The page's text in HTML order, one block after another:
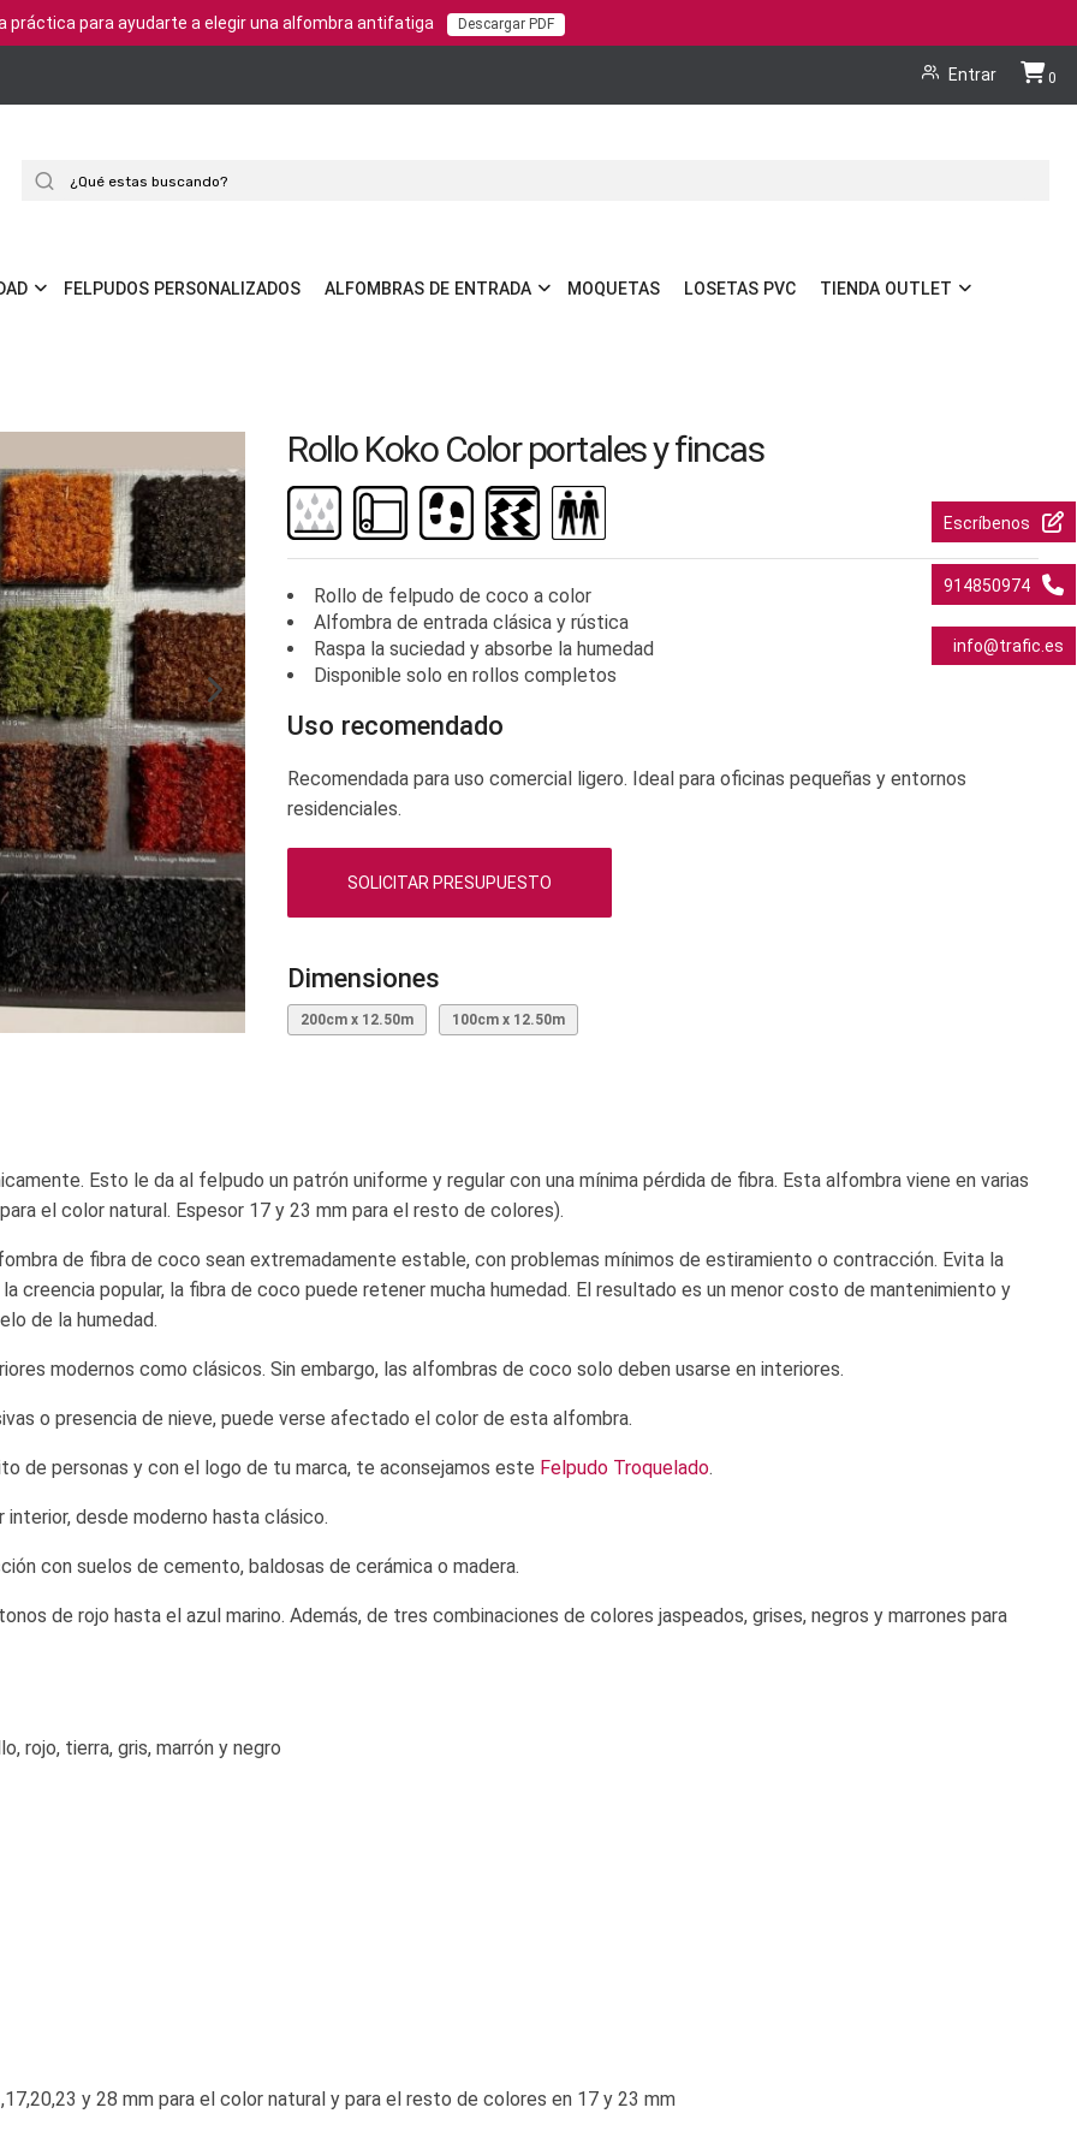
práctica para ayudarte a elegir una alfombra antifatiga Descargar PDF
Entrar Cart
0
FELPUDOS PERSONALIZADOS ALFOMBRAS DE ENTRADA MOQUETAS LOSETAS PVC TIENDA OUTLET
Escríbenos
914850974
info@trafic.es
Rollo Koko Color portales y fincas
Rollo de felpudo de coco a color
Alfombra de entrada clásica y rústica
Raspa la suciedad y absorbe la humedad
Disponible solo en rollos completos
Uso recomendado
Recomendada para uso comercial ligero. Ideal para oficinas pequeñas y entornos
residenciales.
SOLICITAR PRESUPUESTO
Dimensiones
200cm x 12.50m 100cm x 12.50m
Esto le da al felpudo un patrón uniforme y regular con una mínima pérdida de fibra. Esta alfombra viene en varias
el color natural. Espesor 17 y 23 mm para el resto de colores).
de fibra de coco sean extremadamente estable, con problemas mínimos de estiramiento o contracción. Evita la
creencia popular, la fibra de coco puede retener mucha humedad. El resultado es un menor costo de mantenimiento y
de la humedad.
modernos como clásicos. Sin embargo, las alfombras de coco solo deben usarse en interiores.
o presencia de nieve, puede verse afectado el color de esta alfombra.
de personas y con el logo de tu marca, te aconsejamos este Felpudo Troquelado.
desde moderno hasta clásico.
con suelos de cemento, baldosas de cerámica o madera.
de rojo hasta el azul marino. Además, de tres combinaciones de colores jaspeados, grises, negros y marrones para
rojo, tierra, gris, marrón y negro
y 28 mm para el color natural y para el resto de colores en 17 y 23 mm